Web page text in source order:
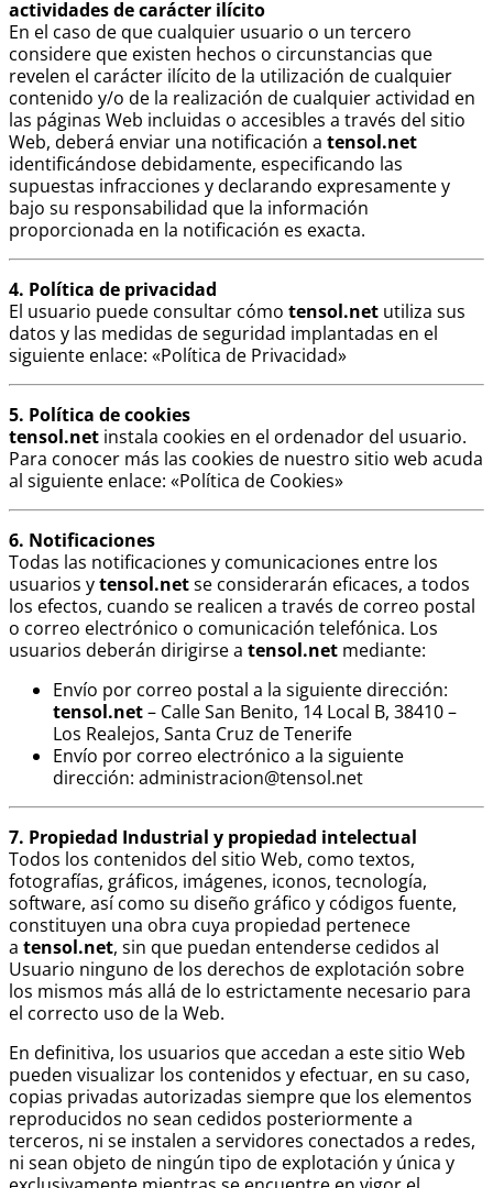
actividades de carácter ilícito
En el caso de que cualquier usuario o un tercero
considere que existen hechos o circunstancias que
revelen el carácter ilícito de la utilización de cualquier
contenido y/o de la realización de cualquier actividad en
las páginas Web incluidas o accesibles a través del sitio
Web, deberá enviar una notificación a tensol.net
identificándose debidamente, especificando las
supuestas infracciones y declarando expresamente y
bajo su responsabilidad que la información
proporcionada en la notificación es exacta.
4. Política de privacidad
El usuario puede consultar cómo tensol.net utiliza sus
datos y las medidas de seguridad implantadas en el
siguiente enlace: «Política de Privacidad»
5. Política de cookies
tensol.net instala cookies en el ordenador del usuario.
Para conocer más las cookies de nuestro sitio web acuda
al siguiente enlace: «Política de Cookies»
6. Notificaciones
Todas las notificaciones y comunicaciones entre los
usuarios ytensol.netse considerarán eficaces, a todos
los efectos, cuando se realicen a través de correo postal
o correo electrónico o comunicación telefónica. Los
usuarios deberán dirigirse a tensol.net mediante:
Envío por correo postal a la siguiente dirección:
tensol.net– Calle San Benito, 14 Local B, 38410 –
Los Realejos, Santa Cruz de Tenerife
Envío por correo electrónico a la siguiente
dirección: administracion@tensol.net
7. Propiedad Industrial y propiedad intelectual
Todos los contenidos del sitio Web, como textos,
fotografías, gráficos, imágenes, iconos, tecnología,
software, así como su diseño gráfico y códigos fuente,
constituyen una obra cuya propiedad pertenece
a tensol.net, sin que puedan entenderse cedidos al
Usuario ninguno de los derechos de explotación sobre
los mismos más allá de lo estrictamente necesario para
el correcto uso de la Web.
En definitiva, los usuarios que accedan a este sitio Web
pueden visualizar los contenidos y efectuar, en su caso,
copias privadas autorizadas siempre que los elementos
reproducidos no sean cedidos posteriormente a
terceros, ni se instalen a servidores conectados a redes,
ni sean objeto de ningún tipo de explotación y única y